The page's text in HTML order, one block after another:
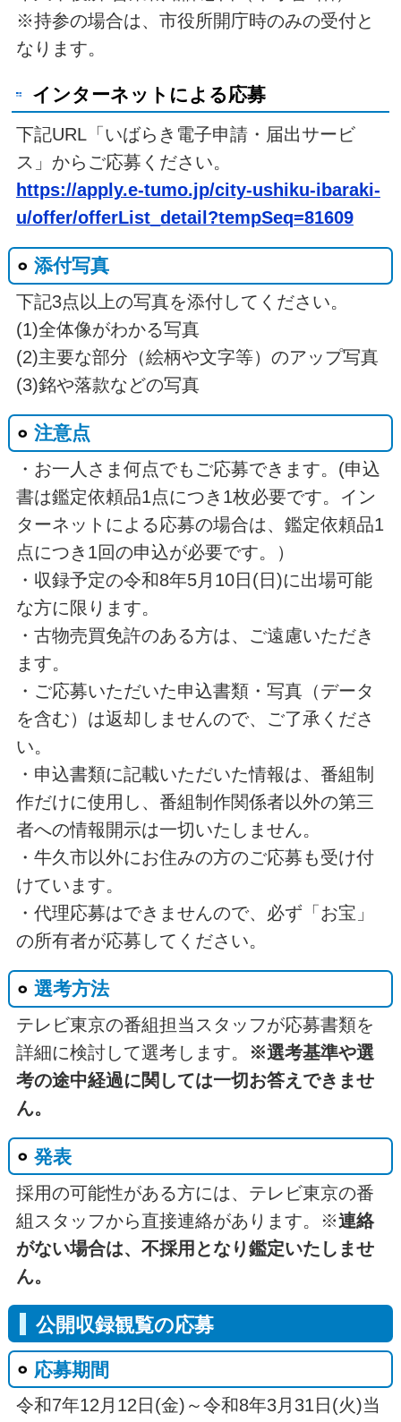
※持参の場合は、市役所開庁時のみの受付と
なります。
インターネットによる応募
下記URL「いばらき電子申請・届出サービ
ス」からご応募ください。
https://apply.e-tumo.jp/city-ushiku-ibaraki-
u/offer/offerList_detail?tempSeq=81609
添付写真
下記3点以上の写真を添付してください。
(1)全体像がわかる写真
(2)主要な部分（絵柄や文字等）のアップ写真
(3)銘や落款などの写真
注意点
・お一人さま何点でもご応募できます。(申込
書は鑑定依頼品1点につき1枚必要です。イン
ターネットによる応募の場合は、鑑定依頼品1
点につき1回の申込が必要です。）
・収録予定の令和8年5月10日(日)に出場可能
な方に限ります。
・古物売買免許のある方は、ご遠慮いただき
ます。
・ご応募いただいた申込書類・写真（データ
を含む）は返却しませんので、ご了承くださ
い。
・申込書類に記載いただいた情報は、番組制
作だけに使用し、番組制作関係者以外の第三
者への情報開示は一切いたしません。
・牛久市以外にお住みの方のご応募も受け付
けています。
・代理応募はできませんので、必ず「お宝」
の所有者が応募してください。
選考方法
テレビ東京の番組担当スタッフが応募書類を
詳細に検討して選考します。 ※選考基準や選
考の途中経過に関しては一切お答えできませ
ん。
発表
採用の可能性がある方には、テレビ東京の番
組スタッフから直接連絡があります。※連絡
がない場合は、不採用となり鑑定いたしませ
ん。
公開収録観覧の応募
応募期間
令和7年12月12日(金)～令和8年3月31日(火)当